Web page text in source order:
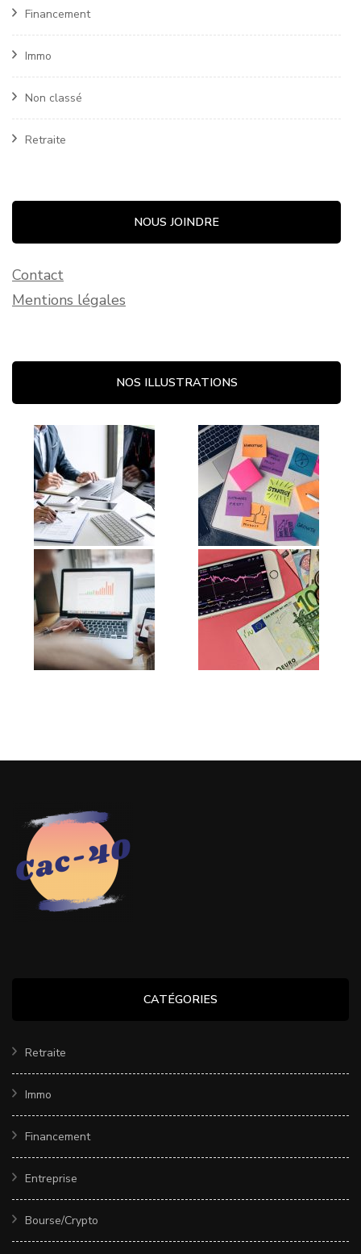
Financement
Immo
Non classé
Retraite
NOUS JOINDRE
Contact
Mentions légales
NOS ILLUSTRATIONS
CATÉGORIES
Retraite
Immo
Financement
Entreprise
Bourse/Crypto